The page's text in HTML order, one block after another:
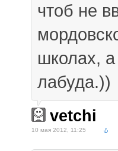
чтоб не
школах,
лабуда.))
vetchi
10 мая 2012, 11:25